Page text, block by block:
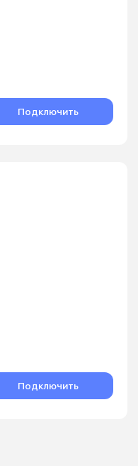
Подключить
Подключить